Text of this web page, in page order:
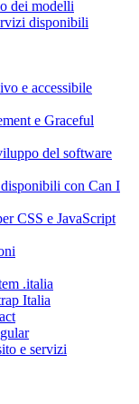
dei modelli
disponibili
e accessibile
e Graceful
del software
con Can I
CSS e JavaScript
.italia
Italia
e servizi